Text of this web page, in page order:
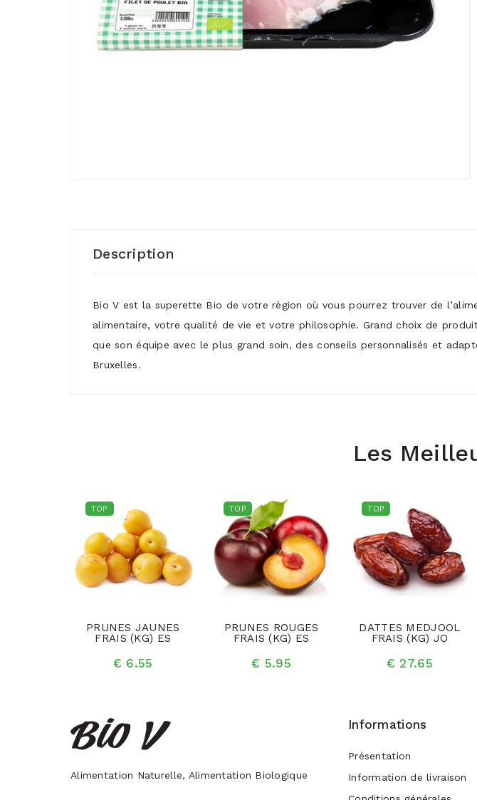
Description
Bio V est la superette Bio de votre région où vous pourrez trouver de
alimentaire, votre qualité de vie et votre philosophie. Grand choix de
que son équipe avec le plus grand soin, des conseils personnalisés et
Bruxelles.
Les
TOP
PRUNES JAUNES
FRAIS (KG) ES
€ 6.55
TOP
PRUNES ROUGES
FRAIS (KG) ES
€ 5.95
TOP
DATTES MEDJOOL
FRAIS (KG) JO
€ 27.65
Alimentation Naturelle, Alimentation Biologique
Informations
Présentation
Information de livraison